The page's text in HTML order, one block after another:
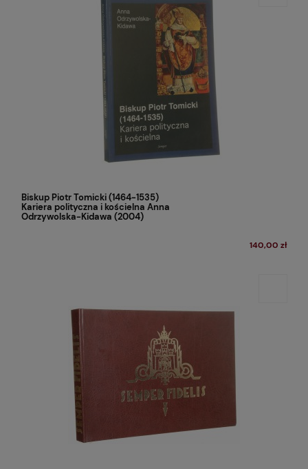
Biskup Piotr Tomicki (1464-1535)
Kariera polityczna i kościelna Anna
Odrzywolska-Kidawa (2004)
140,00 zł